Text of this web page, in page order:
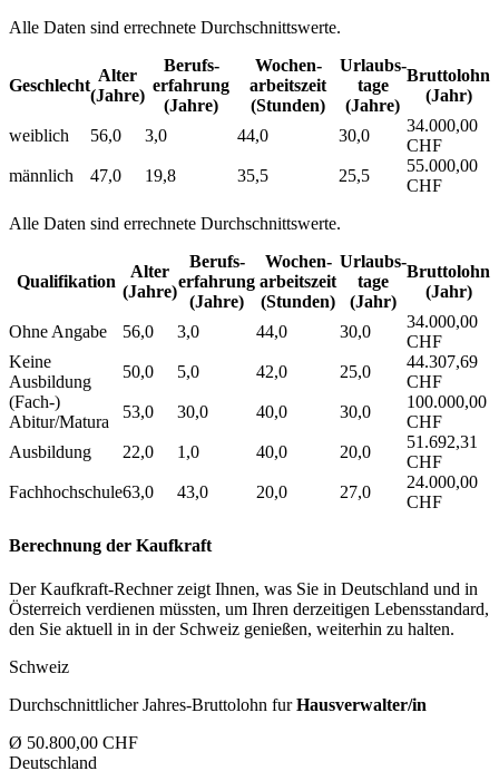
Alle Daten sind errechnete Durchschnittswerte.
Geschlecht
Alter
(Jahre)
Berufs­
erfahrung
(Jahre)
Wochen­
arbeitszeit
(Stunden)
Urlaubs­
tage
(Jahre)
Bruttolohn
(Jahr)
weiblich 56,0 3,0 44,0 30,0
34.000,00
CHF
männlich
47,0 19,8 35,5 25,5
55.000,00
CHF
Alle Daten sind errechnete Durchschnittswerte.
Qualifikation
Alter
(Jahre)
Berufs­
erfahrung
(Jahre)
Wochen­
arbeitszeit
(Stunden)
Urlaubs­
tage
(Jahr)
Bruttolohn
(Jahr)
Ohne Angabe 56,0 3,0 44,0 30,0
34.000,00
CHF
Keine
Ausbildung
50,0 5,0 42,0 25,0
44.307,69
CHF
(Fach-)
Abitur/Matura
53,0 30,0 40,0 30,0
100.000,00
CHF
Ausbildung
22,0 1,0 40,0 20,0
51.692,31
CHF
Fachhochschule63,0 43,0 20,0 27,0
24.000,00
CHF
Berechnung der Kaufkraft
Der Kaufkraft-Rechner zeigt Ihnen, was Sie in Deutschland und in
Österreich verdienen müssten, um Ihren derzeitigen Lebensstandard,
den Sie aktuell in in der Schweiz genießen, weiterhin zu halten.
Schweiz
Durchschnittlicher Jahres-Bruttolohn furHausverwalter/in
Ø 50.800,00 CHF
Deutschland